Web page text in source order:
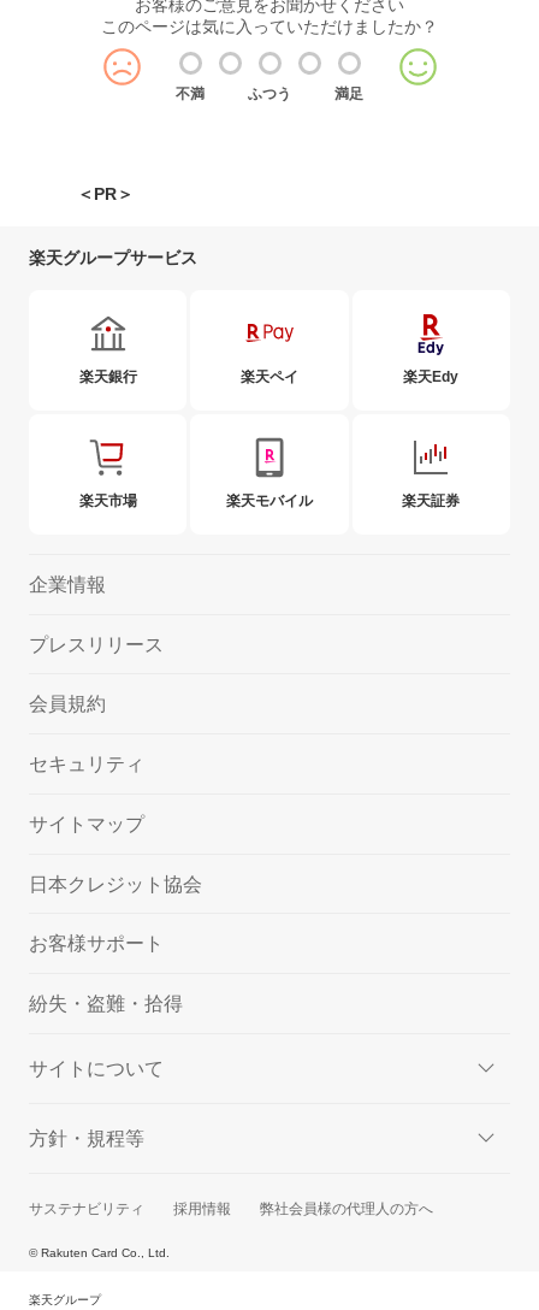
お客様のご意見をお聞かせください
このページは気に入っていただけましたか？
不満 ふつう 満足
＜PR＞
楽天グループサービス
楽天銀行 楽天ペイ 楽天Edy
楽天市場 楽天モバイル 楽天証券
企業情報
プレスリリース
会員規約
セキュリティ
サイトマップ
日本クレジット協会
お客様サポート
紛失・盗難・拾得
サイトについて
方針・規程等
サステナビリティ 採用情報 弊社会員様の代理人の方へ
© Rakuten Card Co., Ltd.
楽天グループ